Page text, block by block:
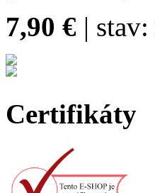
7,90 € | stav:
Certifikáty